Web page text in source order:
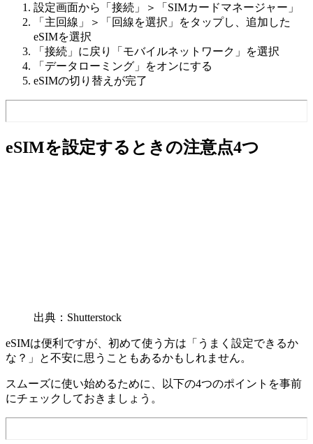
設定画面から「接続」＞「SIMカードマネージャー」
「主回線」＞「回線を選択」をタップし、追加した
eSIMを選択
「接続」に戻り「モバイルネットワーク」を選択
「データローミング」をオンにする
eSIMの切り替えが完了
eSIMを設定するときの注意点4つ
出典：Shutterstock
eSIMは便利ですが、初めて使う方は「うまく設定できるか
な？」と不安に思うこともあるかもしれません。
スムーズに使い始めるために、以下の4つのポイントを事前
にチェックしておきましょう。